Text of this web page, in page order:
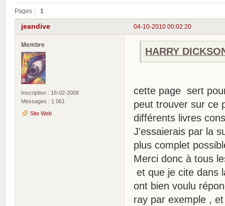
Pages : 1
04-10-2010 00:02:20
jeandive
Membre
Inscription : 16-02-2008
Messages : 1 061
Site Web
HARRY
cette page sert
peut trouver sur ce
différents livres
J'essaierais par la
plus complet
Merci donc à tous
et que je cite dans
ont bien voulu
ray par exemple ,